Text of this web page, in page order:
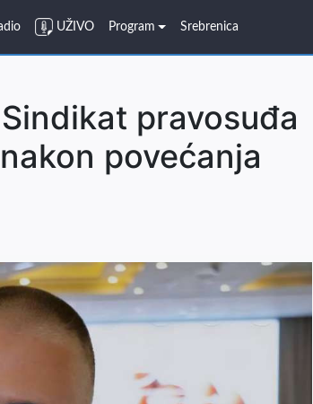
UŽIVO Program Srebrenica
pravosuđa
povećanja